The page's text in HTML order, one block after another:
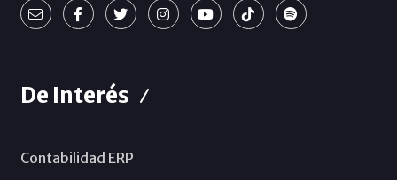
De Interés
Contabilidad ERP